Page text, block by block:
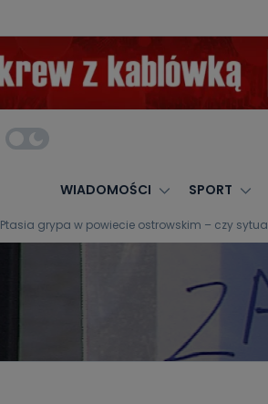
WIADOMOŚCI SPORT
Ptasia grypa w powiecie ostrowskim – czy